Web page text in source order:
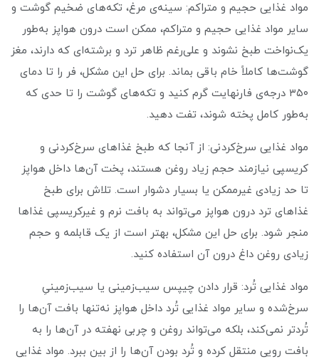
مواد غذایی حجیم و متراکم: سینه‌ی مرغ، تکه‌های ضخیم گوشت و
سایر مواد غذایی حجیم و متراکم، ممکن است درون هواپز به‌طور
یک‌نواخت طبخ نشوند و علی‌رغم ظاهر ترد و برشته‌ای که دارند، مغز
گوشت‌ها کاملاً خام باقی بماند. برای حل این مشکل، فر را تا دمای
۳۵۰ درجه‌ی فارنهایت گرم کنید و تکه‌های گوشت را تا حدی که
به‌طور کامل پخته شوند، تفت دهید.
مواد غذایی سرخ‌کردنی: از آنجا که طبخ غذاهای سرخ‌کردنی و
کریسپی نیازمند حجم زیاد روغن هستند، پخت آن‌ها داخل هواپز
تا حد زیادی غیرممکن یا بسیار دشوار است. تلاش برای طبخ
غذاهای ترد درون هواپز می‌تواند به بافت نرم و غیرکریسپی غذاها
منجر شود. برای حل این مشکل، بهتر است از یک قابلمه و حجم
زیادی روغن داغ درون آن استفاده کنید.
مواد غذایی تُرد: قرار دادن چیپس سیب‌زمینی یا سیب‌زمینیِ
سرخ‌شده و سایر مواد غذایی تُرد داخل هواپز نه‌تنها بافت آن‌ها را
تُردتر نمی‌کند، بلکه می‌تواند روغن و چربی نهفته در آن‌ها را به
بافت رویی منتقل کرده و تُرد بودن آن‌ها را از بین ببرد. مواد غذایی